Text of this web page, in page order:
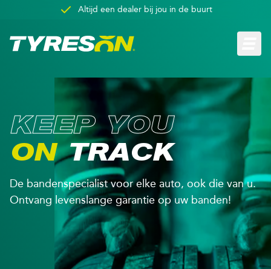
Overslaan en naar de inhoud gaan
Altijd een dealer bij jou in de buurt
KEEP YOU
ON TRACK
De bandenspecialist voor elke auto, ook die van u.
Ontvang levenslange garantie op uw banden!